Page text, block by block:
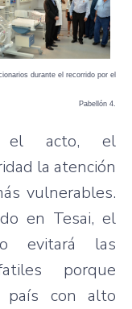
durante el recorrido por el
Pabellón 4.
el acto, el
la atención
vulnerables.
en Tesai, el
evitará las
porque
país con alto